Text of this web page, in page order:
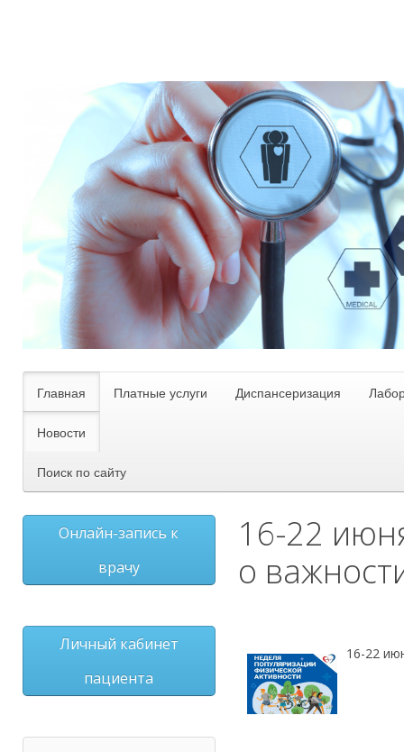
Главная Платные услуги Диспансеризация
Новости
Поиск по сайту
16-22
о
16-22
Онлайн-запись к
врачу
Личный кабинет
пациента